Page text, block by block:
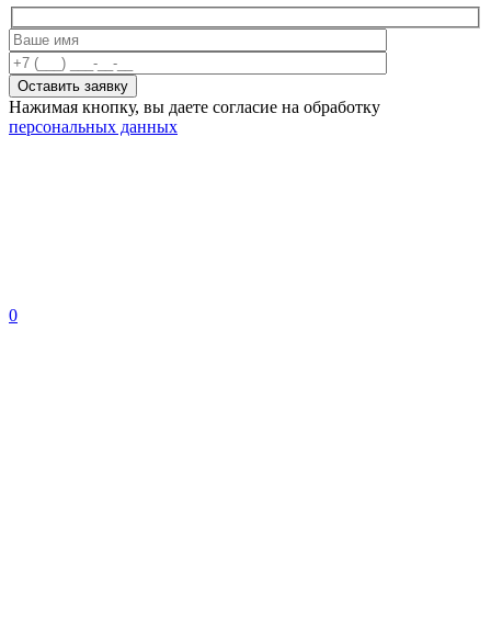
Нажимая кнопку, вы даете согласие на обработку
персональных данных
0